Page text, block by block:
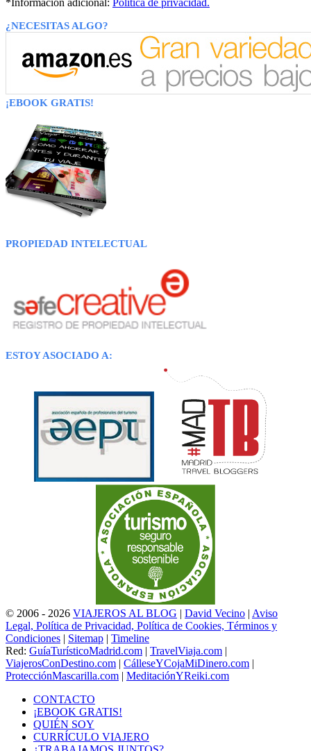
*Información adicional: Política de privacidad.
¿NECESITAS ALGO?
¡EBOOK GRATIS!
PROPIEDAD INTELECTUAL
ESTOY ASOCIADO A:
© 2006 - 2026 VIAJEROS AL BLOG | David Vecino | Aviso
Legal, Política de Privacidad, Política de Cookies, Términos y
Condiciones | Sitemap | Timeline
Red: GuíaTurísticoMadrid.com | TravelViaja.com |
ViajerosConDestino.com | CálleseYCojaMiDinero.com |
ProtecciónMascarilla.com | MeditaciónYReiki.com
CONTACTO
¡EBOOK GRATIS!
QUIÉN SOY
CURRÍCULO VIAJERO